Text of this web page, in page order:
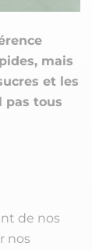
mais
et les
pas tous
de nos
nos